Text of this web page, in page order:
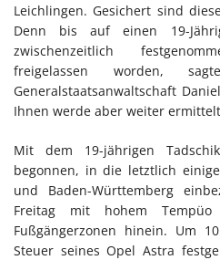
Leichlingen. Gesichert sind
Denn bis auf einen 19-
zwischenzeitlich
freigelassen worden,
Generalstaatsanwaltschaft
Ihnen werde aber weiter
Mit dem 19-jährigen
begonnen, in die letztlich
und Baden-Württemberg
Freitag mit hohem
Fußgängerzonen hinein. Um
Steuer seines Opel Astra